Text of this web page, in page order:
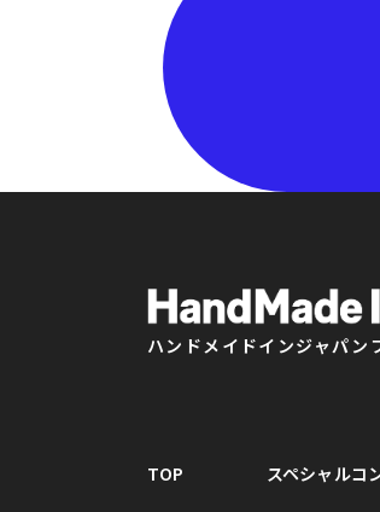
ハンドメイドインジャパン
TOP
スペシャルコ